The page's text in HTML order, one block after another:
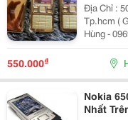
Địa Chỉ :
Tp.hcm (
Hùng -
Chính
Trên
550.000₫
Nokia
Nhất